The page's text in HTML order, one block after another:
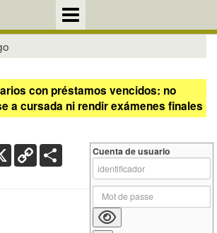
con préstamos vencidos: no
a cursada ni rendir exámenes finales
X Copy
Link
Cuenta de usuario